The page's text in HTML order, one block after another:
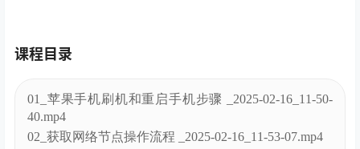
课程目录
01_苹果手机刷机和重启手机步骤 _2025-02-16_11-50-
40.mp4
02_获取网络节点操作流程 _2025-02-16_11-53-07.mp4